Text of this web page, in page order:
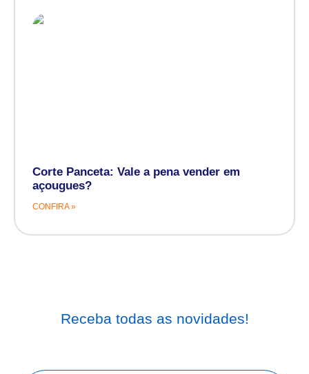
Corte Panceta: Vale a pena vender em
açougues?
CONFIRA »
Receba todas as novidades!